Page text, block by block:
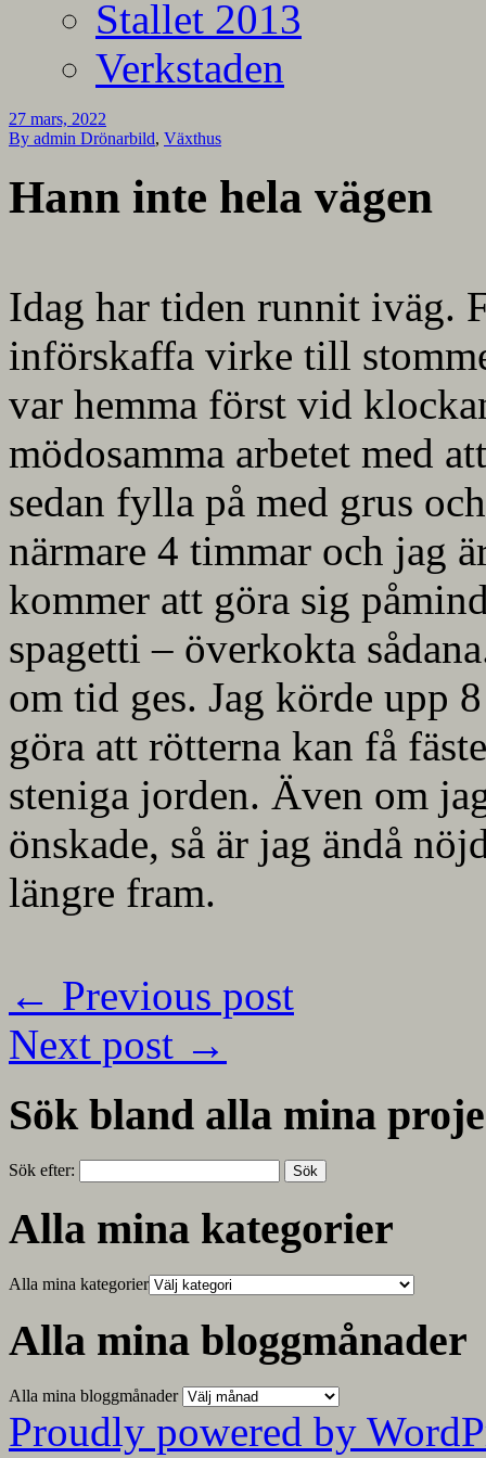
Stallet 2013
Verkstaden
27 mars, 2022
By admin Drönarbild, Växthus
Hann inte hela vägen
Idag har tiden runnit iväg.
införskaffa virke till
var hemma först vid
mödosamma arbetet med
sedan fylla på med grus
närmare 4 timmar och jag
kommer att göra sig
spagetti – överkokta
om tid ges. Jag körde upp
göra att rötterna kan få
steniga jorden. Även om
önskade, så är jag ändå
längre fram.
← Previous post
Next post →
Sök bland alla mina
Sök efter:
Alla mina kategorier
Alla mina kategorier
Alla mina bloggmånader
Alla mina bloggmånader
Proudly powered by